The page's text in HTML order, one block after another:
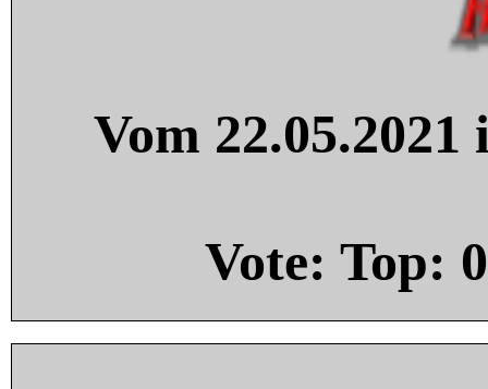
Vom
Vote: Top: 0